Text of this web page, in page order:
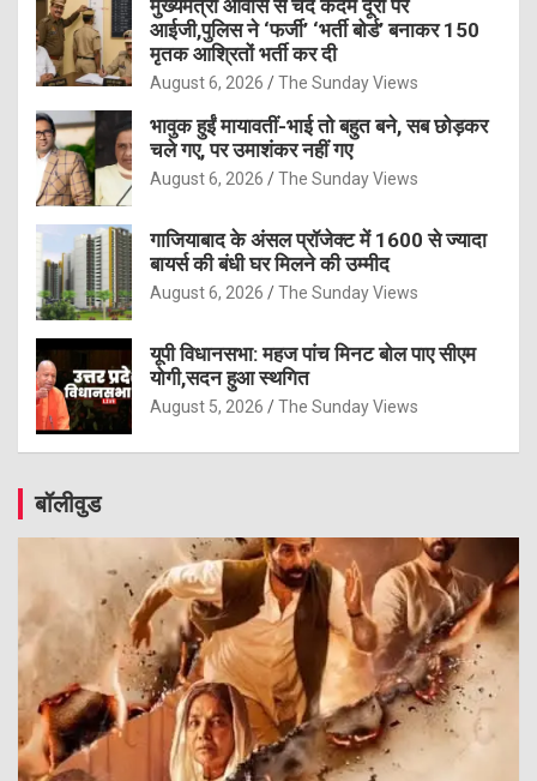
मुख्यमंत्री आवास से चंद कदम दूरी पर
आईजी,पुलिस ने ‘फर्जी’ ‘भर्ती बोर्ड’ बनाकर 150
मृतक आश्रितों भर्ती कर दी
August 6, 2026 The Sunday Views
भावुक हुईं मायावतीं-भाई तो बहुत बने, सब छोड़कर
चले गए, पर उमाशंकर नहीं गए
August 6, 2026 The Sunday Views
गाजियाबाद के अंसल प्रॉजेक्ट में 1600 से ज्यादा
बायर्स की बंधी घर मिलने की उम्मीद
August 6, 2026 The Sunday Views
यूपी विधानसभा: महज पांच मिनट बोल पाए सीएम
योगी,सदन हुआ स्थगित
August 5, 2026 The Sunday Views
बॉलीवुड